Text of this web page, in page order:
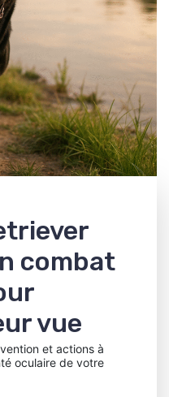
combat
vue
et actions à
oculaire de votre